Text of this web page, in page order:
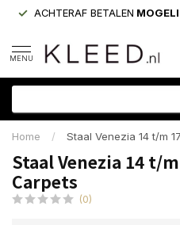
ACHTERAF BETALEN
MENU
Home / Staal Venezia 14 t/m
Staal Venezia 14 t/
Carpets
(0)